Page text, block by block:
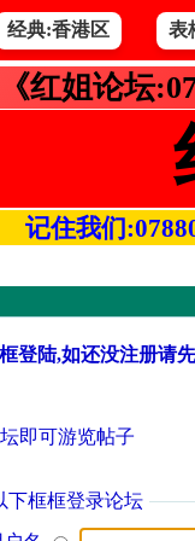
经典:香港区 表
《红姐论坛
记住我们
登陆,如还没注册请
即可游览帖子
下框框登录论坛